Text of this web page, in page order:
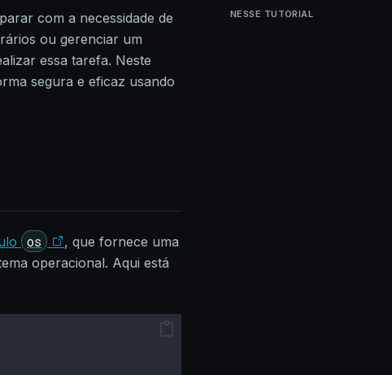
com a necessidade de
ou gerenciar um
essa tarefa. Neste
segura e eficaz usando
os
, que fornece uma
operacional. Aqui está
NESSE TUTORIAL